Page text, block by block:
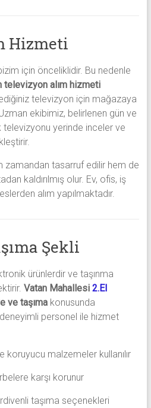
Hizmeti
için önceliklidir. Bu nedenle
televizyon alım hizmeti
televizyon için mağazaya
ekibimiz, belirlenen gün ve
yerinde inceler ve
zamandan tasarruf edilir hem de
kaldırılmış olur. Ev, ofis, iş
alım yapılmaktadır.
Şekli
ürünlerdir ve taşınma
Vatan Mahallesi 2.El
ve taşımakonusunda
personel ile hizmet
koruyucu malzemeler kullanılır
karşı korunur
taşıma seçenekleri